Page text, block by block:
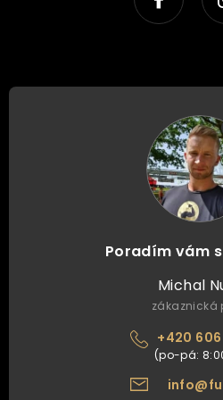
Poradím vám
Michal
zákaznická
+420 606